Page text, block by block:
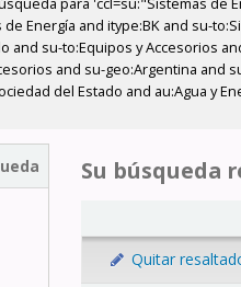
Energía and itype:BK and su-
and su-to:Equipos y Accesorios
and su-geo:Argentina and
del Estado and au:Agua y
Su búsqueda
Quitar